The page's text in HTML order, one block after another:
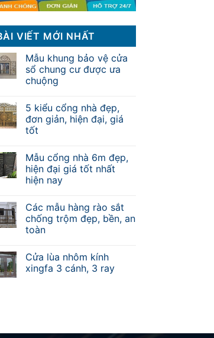
VIẾT MỚI NHẤT
Mẫu khung bảo vệ cửa
sổ chung cư được ưa
chuộng
5 kiểu cổng nhà đẹp,
đơn giản, hiện đại, giá
tốt
Mẫu cổng nhà 6m đẹp,
hiện đại giá tốt nhất
hiện nay
Các mẫu hàng rào sắt
chống trộm đẹp, bền, an
toàn
Cửa lùa nhôm kính
xingfa 3 cánh, 3 ray